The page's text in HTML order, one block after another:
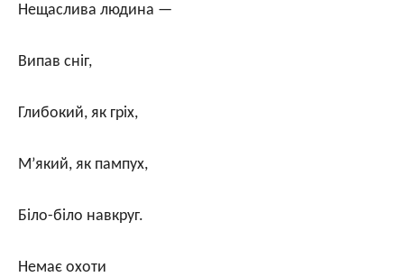
Нещаслива людина —
Випав сніг,
Глибокий, як гріх,
М’який, як пампух,
Біло-біло навкруг.
Немає охоти